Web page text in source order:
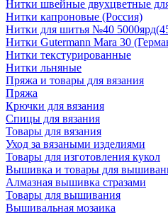
Нитки швейные двухцветные
Нитки капроновые (Россия)
Нитки для шитья №40
Нитки Gutermann Mara 30
Нитки текстурированные
Нитки льняные
Пряжа и товары для вязания
Пряжа
Крючки для вязания
Спицы для вязания
Товары для вязания
Уход за вязаными изделиями
Товары для изготовления кукол
Вышивка и товары для
Алмазная вышивка стразами
Товары для вышивания
Вышивальная мозаика